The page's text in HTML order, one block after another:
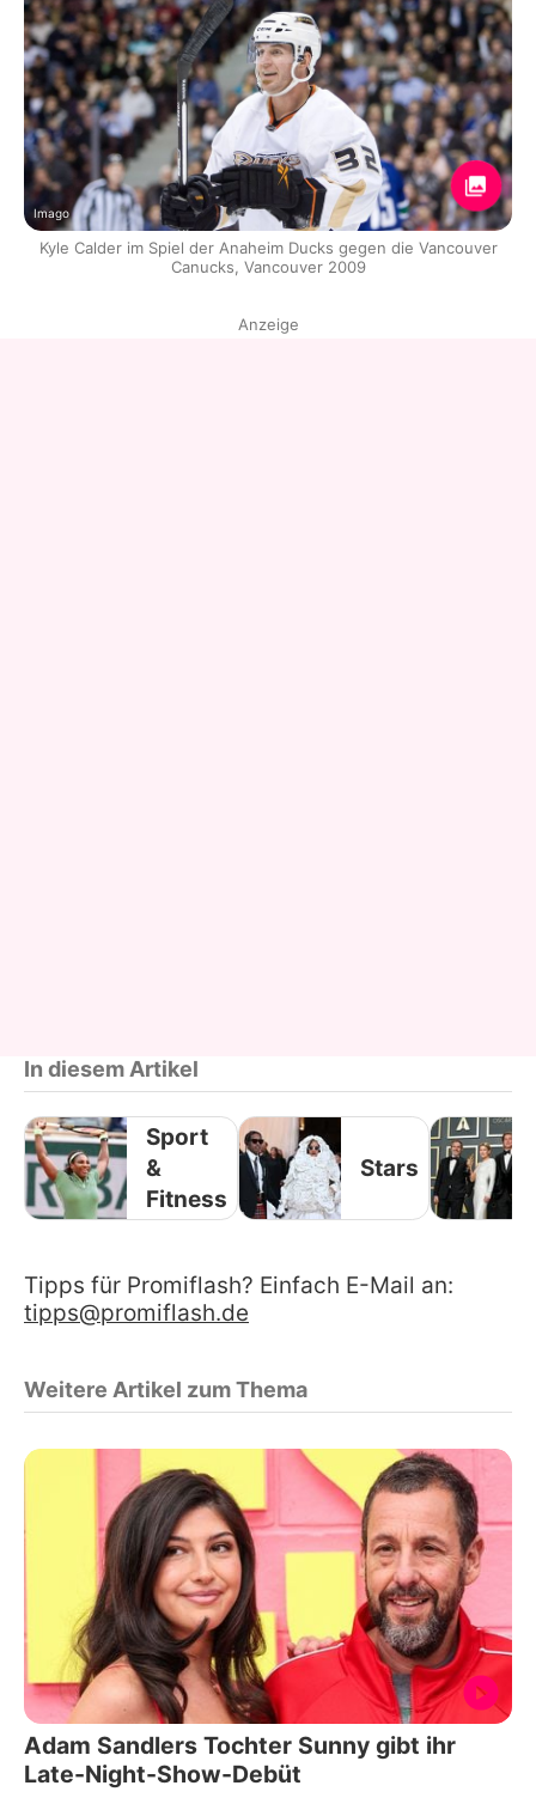
Imago
Kyle Calder im Spiel der Anaheim Ducks gegen die Vancouver
Canucks, Vancouver 2009
Anzeige
In diesem Artikel
Sport
&
Fitness
Stars
Tipps für Promiflash? Einfach E-Mail an:
tipps@promiflash.de
Weitere Artikel zum Thema
Adam Sandlers Tochter Sunny gibt ihr
Late-Night-Show-Debüt